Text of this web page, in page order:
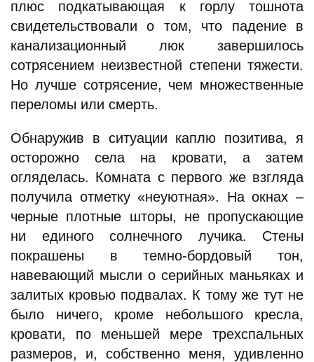
плюс подкатывающая к горлу тошнота
свидетельствовали о том, что падение в
канализационный люк завершилось
сотрясением неизвестной степени тяжести.
Но лучше сотрясение, чем множественные
переломы или смерть.
Обнаружив в ситуации каплю позитива, я
осторожно села на кровати, а затем
огляделась. Комната с первого же взгляда
получила отметку «неуютная». На окнах –
черные плотные шторы, не пропускающие
ни единого солнечного лучика. Стены
покрашены в темно-бордовый тон,
навевающий мысли о серийных маньяках и
залитых кровью подвалах. К тому же тут не
было ничего, кроме небольшого кресла,
кровати, по меньшей мере трехспальных
размеров, и, собственно меня, удивленно